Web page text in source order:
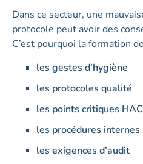
Dans ce secteur, une
protocole peut avoir des
C’est pourquoi la formation
les gestes d’hygiène
les protocoles qualité
les points critiques
les procédures internes
les exigences d’audit